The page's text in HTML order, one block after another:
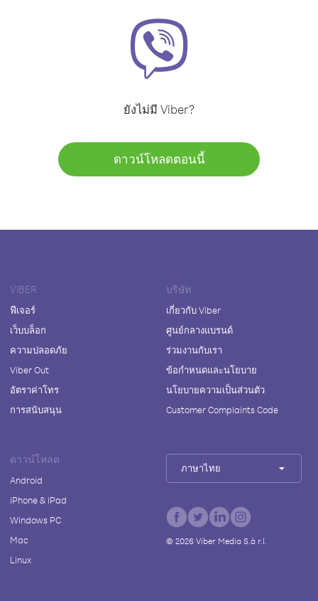
ยังไม่มี Viber?
ดาวน์โหลดตอนนี้
VIBER
ฟีเจอร์
เว็บบล็อก
ความปลอดภัย
Viber Out
อัตราค่าโทร
การสนับสนุน
บริษัท
เกี่ยวกับ Viber
ศูนย์กลางแบรนด์
ร่วมงานกับเรา
ข้อกำหนดและนโยบาย
นโยบายความเป็นส่วนตัว
Customer Complaints Code
ดาวน์โหลด
Android
iPhone & iPad
Windows PC
Mac
Linux
ภาษาไทย
© 2026Viber Media S.à r.l.